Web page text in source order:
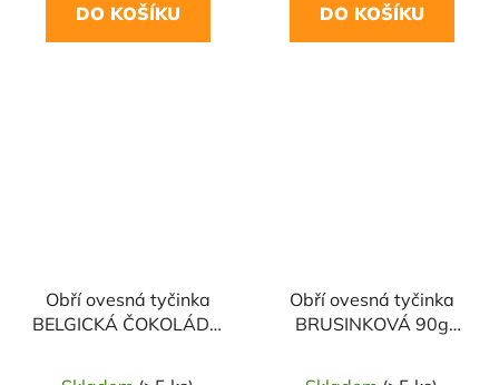
DO KOŠÍKU DO KOŠÍKU
Obří ovesná tyčinka
BELGICKÁ ČOKOLÁDA
Obří ovesná tyčinka
BRUSINKOVÁ 90g